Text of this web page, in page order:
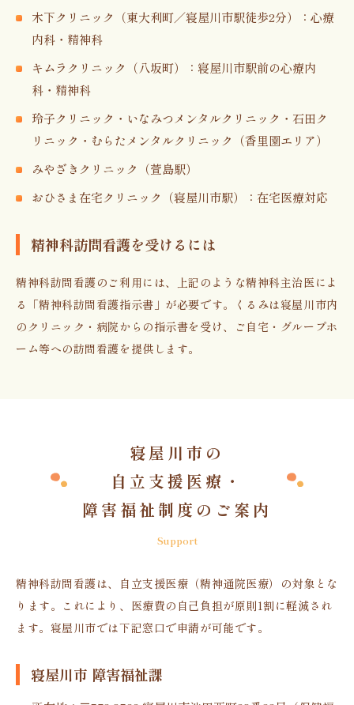
木下クリニック（東大利町／寝屋川市駅徒歩2分）：心療
内科・精神科
キムラクリニック（八坂町）：寝屋川市駅前の心療内
科・精神科
玲子クリニック・いなみつメンタルクリニック・石田ク
リニック・むらたメンタルクリニック（香里園エリア）
みやざきクリニック（萱島駅）
おひさま在宅クリニック（寝屋川市駅）：在宅医療対応
精神科訪問看護を受けるには
精神科訪問看護のご利用には、上記のような精神科主治医によ
る「精神科訪問看護指示書」が必要です。くるみは寝屋川市内
のクリニック・病院からの指示書を受け、ご自宅・グループホ
ーム等への訪問看護を提供します。
寝屋川市の
自立支援医療・
障害福祉制度のご案内
Support
精神科訪問看護は、自立支援医療（精神通院医療）の対象とな
ります。これにより、医療費の自己負担が原則1割に軽減され
ます。寝屋川市では下記窓口で申請が可能です。
寝屋川市 障害福祉課